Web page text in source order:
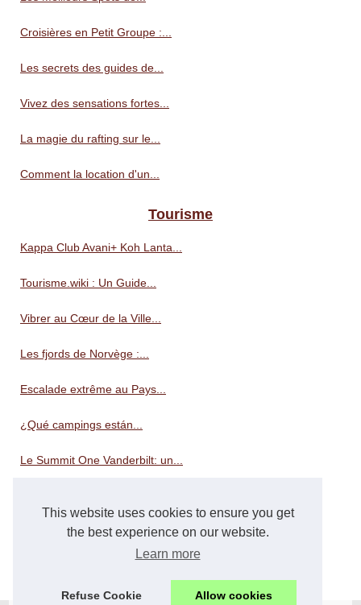
This website uses cookies to ensure you get
the best experience on our website.
Learn more
Refuse Cookie Allow cookies
Croisières en Petit Groupe :...
Les secrets des guides de...
Vivez des sensations fortes...
La magie du rafting sur le...
Comment la location d'un...
Tourisme
Kappa Club Avani+ Koh Lanta...
Tourisme.wiki : Un Guide...
Vibrer au Cœur de la Ville...
Les fjords de Norvège :...
Escalade extrême au Pays...
¿Qué campings están...
Le Summit One Vanderbilt: un...
Explorando las opciones de...